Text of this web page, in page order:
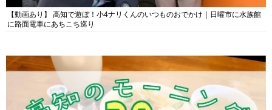
【動画あり】 高知で遊ぼ！小4ナリくんのいつものおでかけ｜日曜市に水族館
に路面電車にあちこち巡り